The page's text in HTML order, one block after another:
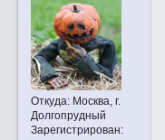
Откуда:Москва, г.
Долгопрудный
Зарегистрирован: